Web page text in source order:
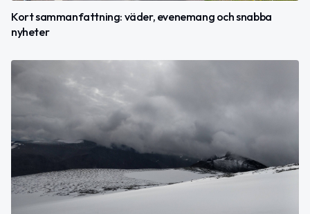
Kort sammanfattning: väder, evenemang och snabba
nyheter